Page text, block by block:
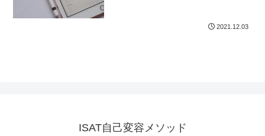
2021.12.03
ISAT自己変容メソッド